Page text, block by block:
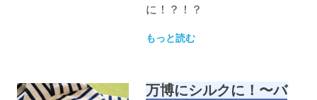
に！？！？
もっと読む
万博にシルクに！〜バ